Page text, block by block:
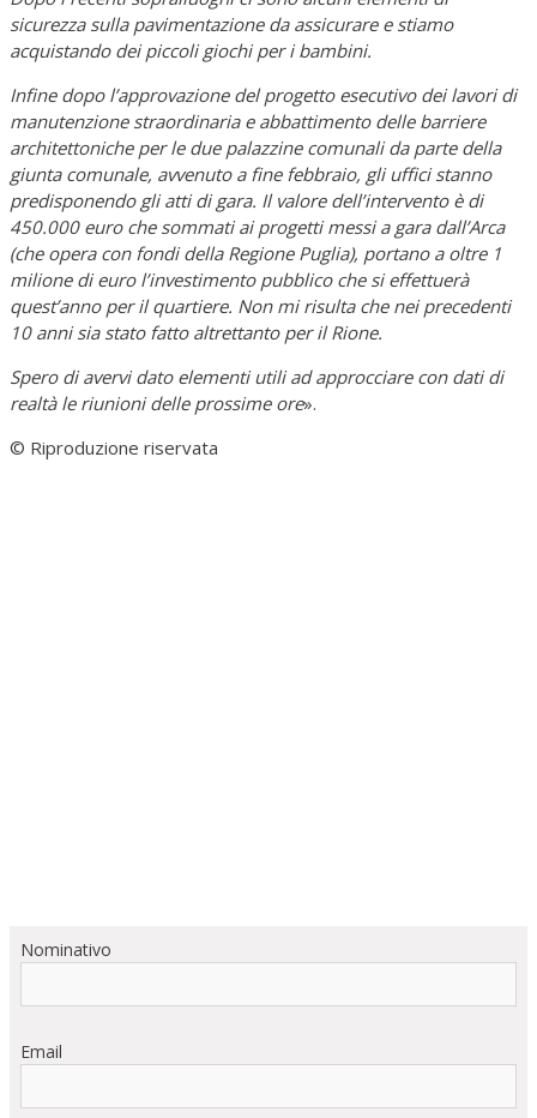
sicurezza sulla pavimentazione da assicurare e stiamo
acquistando dei piccoli giochi per i bambini.
Infine dopo l’approvazione del progetto esecutivo dei lavori di
manutenzione straordinaria e abbattimento delle barriere
architettoniche per le due palazzine comunali da parte della
giunta comunale, avvenuto a fine febbraio, gli uffici stanno
predisponendo gli atti di gara. Il valore dell’intervento è di
450.000 euro che sommati ai progetti messi a gara dall’Arca
(che opera con fondi della Regione Puglia), portano a oltre 1
milione di euro l’investimento pubblico che si effettuerà
quest’anno per il quartiere. Non mi risulta che nei precedenti
10 anni sia stato fatto altrettanto per il Rione.
Spero di avervi dato elementi utili ad approcciare con dati di
realtà le riunioni delle prossime ore».
© Riproduzione riservata
Nominativo
Email